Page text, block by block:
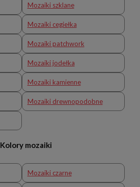
Mozaiki szklane
Mozaiki cegiełka
Mozaiki patchwork
Mozaiki jodełka
Mozaiki kamienne
Mozaiki drewnopodobne
Kolory mozaiki
Mozaiki czarne